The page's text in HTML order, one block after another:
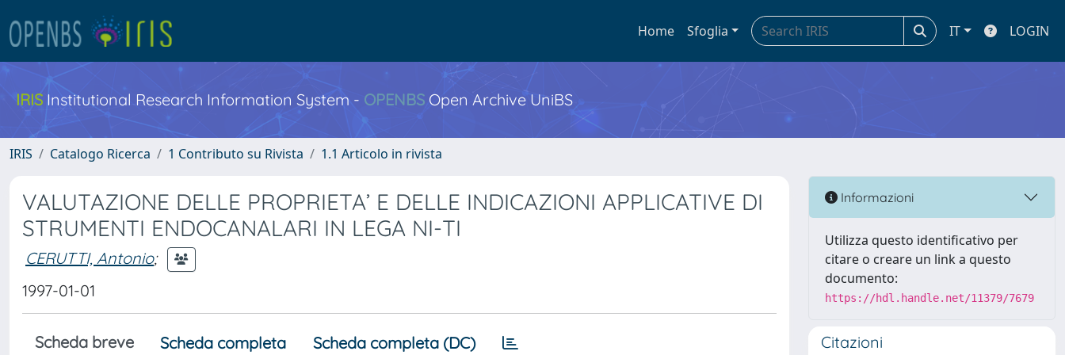
Home Sfoglia IT LOGIN
IRIS Institutional Research Information System - OPENBS Open Archive UniBS
IRIS Catalogo Ricerca 1 Contributo su Rivista 1.1 Articolo in rivista
VALUTAZIONE DELLE PROPRIETA’ E DELLE INDICAZIONI APPLICATIVE DI
STRUMENTI ENDOCANALARI IN LEGA NI-TI
CERUTTI, Antonio;
1997-01-01
Scheda breve Scheda completa Scheda completa (DC)
Informazioni
Utilizza questo identificativo per
citare o creare un link a questo
documento:
https://hdl.handle.net/11379/7679
Citazioni